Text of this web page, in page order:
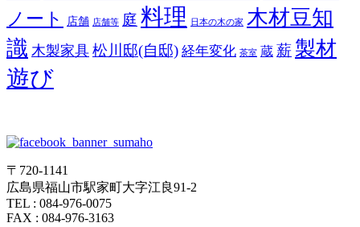
ノート
店舗 店舗等 庭 料理 日本の木の家 木材豆知
識 木製家具 松川邸(自邸) 経年変化 茶室 蔵 薪 製材
遊び
〒720-1141
広島県福山市駅家町大字江良91-2
TEL : 084-976-0075
FAX : 084-976-3163